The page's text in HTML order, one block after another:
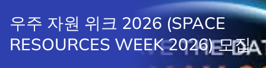
우주 자원 위크 2026 (SPACE
RESOURCES WEEK 2026) 모집